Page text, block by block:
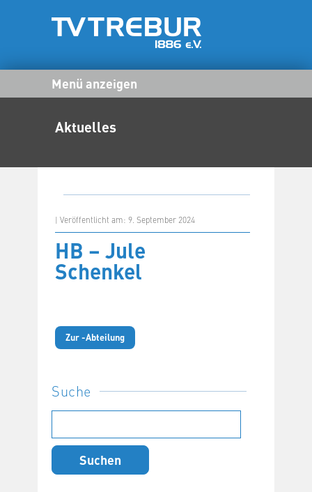
Menü anzeigen
Aktuelles
| Veröffentlicht am: 9. September 2024
HB – Jule
Schenkel
Zur -Abteilung
Suche
nach: